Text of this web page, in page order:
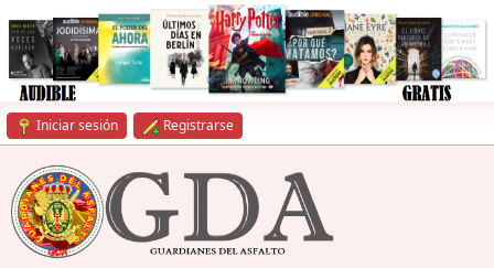
Iniciar sesión Registrarse